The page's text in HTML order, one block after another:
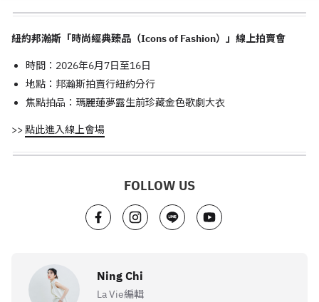
紐約邦瀚斯「時尚經典臻品（Icons of Fashion）」線上拍賣會
時間：2026年6月7日至16日
地點：邦瀚斯拍賣行紐約分行
焦點拍品：瑪麗蓮夢露生前珍藏金色歌劇大衣
>> 點此進入線上會場
FOLLOW US
Ning Chi
La Vie編輯